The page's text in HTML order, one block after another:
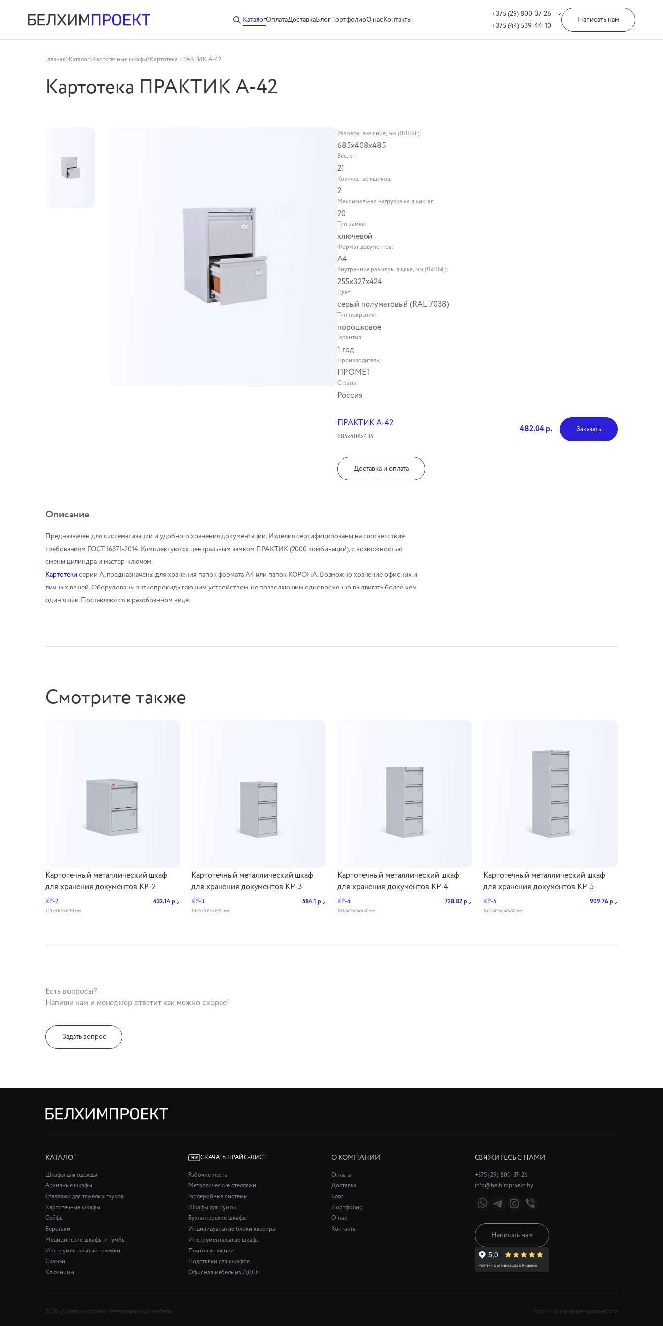
КаталогОплатаДоставкаБлогПортфолиоО насКонтакты
+375 (29) 800-37-26
+375 (44) 539-44-10
Написать нам
Главная Каталог Картотечные шкафы Картотека ПРАКТИК А-42
Картотека ПРАКТИК А-42
Размеры внешние, мм (ВхШхГ):
685x408x485
Вес, кг:
21
Количество ящиков:
2
Максимальная нагрузка на ящик, кг:
20
Тип замка:
ключевой
Формат документов:
А4
Внутренние размеры ящика, мм (ВхШхГ):
255х327х424
Цвет:
серый полуматовый (RAL 7038)
Тип покрытия:
порошковое
Гарантия:
1 год
Производитель:
ПРОМЕТ
Страна:
Россия
ПРАКТИК А-42
685x408x485
482.04 р. Заказать
Доставка и оплата
Описание
Предназначен для систематизации и удобного хранения документации. Изделия сертифицированы на соответствие
требованиям ГОСТ 16371-2014. Комплектуются центральным замком ПРАКТИК (2000 комбинаций), с возможностью
смены цилиндра и мастер-ключом.
Картотеки серии А, предназначены для хранения папок формата А4 или папок КОРОНА. Возможно хранение офисных и
личных вещей. Оборудованы антиопрокидывающим устройством, не позволяющим одновременно выдвигать более. чем
один ящик. Поставляются в разобранном виде.
Смотрите также
Картотечный металлический шкаф
для хранения документов КР-2
КР-2 432.14 р.
715х465х630 мм
Картотечный металлический шкаф
для хранения документов КР-3
КР-3 584.1 р.
1025х465х630 мм
Картотечный металлический шкаф
для хранения документов КР-4
КР-4 728.82 р.
1335х465х630 мм
Картотечный металлический шкаф
для хранения документов КР-5
КР-5 909.76 р.
1645х465х630 мм
Есть вопросы?
Напиши нам и менеджер ответит как можно скорее!
Задать вопрос
КАТАЛОГ СКАЧАТЬ ПРАЙС-ЛИСТ
Шкафы для одежды
Архивные шкафы
Стеллажи для тяжелых грузов
Картотечные шкафы
Сейфы
Верстаки
Медицинские шкафы и тумбы
Инструментальные тележки
Скамьи
Ключницы
Рабочие места
Металлические стеллажи
Гардеробные системы
Шкафы для сумок
Бухгалтерские шкафы
Индивидуальные блоки кассира
Инструментальные шкафы
Почтовые ящики
Подставки для шкафов
Офисная мебель из ЛДСП
О КОМПАНИИ
Оплата
Доставка
Блог
Портфолио
О нас
Контакты
СВЯЖИТЕСЬ С НАМИ
+375 (29) 800-37-26
info@belhimproekt.by
Написать нам
2026 © Белхимпроект - Металлическая мебель. Политика конфиденциальности